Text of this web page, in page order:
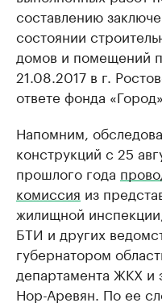
составлению
состоянии
домов и помещений
21.08.2017 в г.
ответе фонда «Город».
Напомним,
конструкций с 25
прошлого года
комиссия из
жилищной
БТИ и других
губернатором
департамента ЖКХ и
Нор-Аревян. По ее